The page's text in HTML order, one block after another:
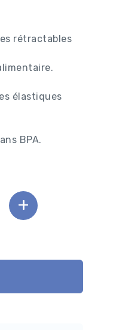
rétractables
élastiques
BPA.
+